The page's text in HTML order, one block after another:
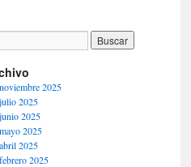
noviembre 2025
julio 2025
junio 2025
mayo 2025
abril 2025
febrero 2025